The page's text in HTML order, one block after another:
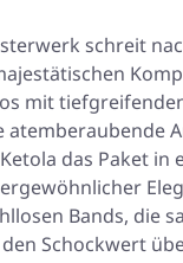
schreit
mit
atemberaubende
das Paket in
Bands, die
Schockwert